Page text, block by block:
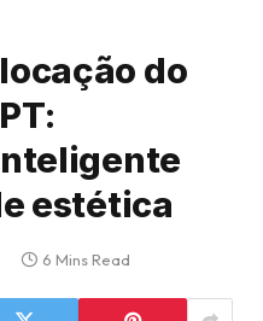
do
estética
6 Mins Read